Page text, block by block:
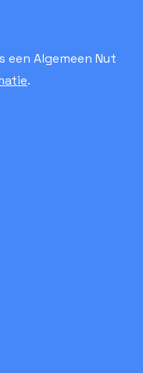
een Algemeen Nut
.